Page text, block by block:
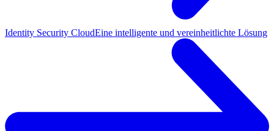
Identity Security CloudEine intelligente und vereinheitlichte Lösung